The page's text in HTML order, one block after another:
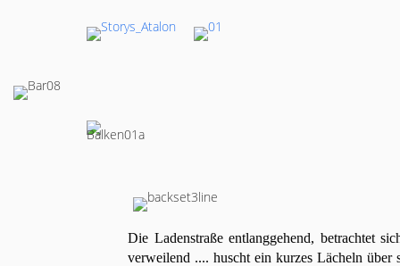
Die Ladenstraße entlanggehend, betrachtet
verweilend .... huscht ein kurzes Lächeln über